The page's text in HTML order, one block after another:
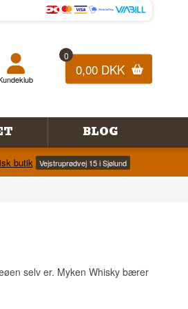
0
0,00 DKK
BLOG
butik Vejstruprødvej 15 i Sjølund
selv er. Myken Whisky bærer